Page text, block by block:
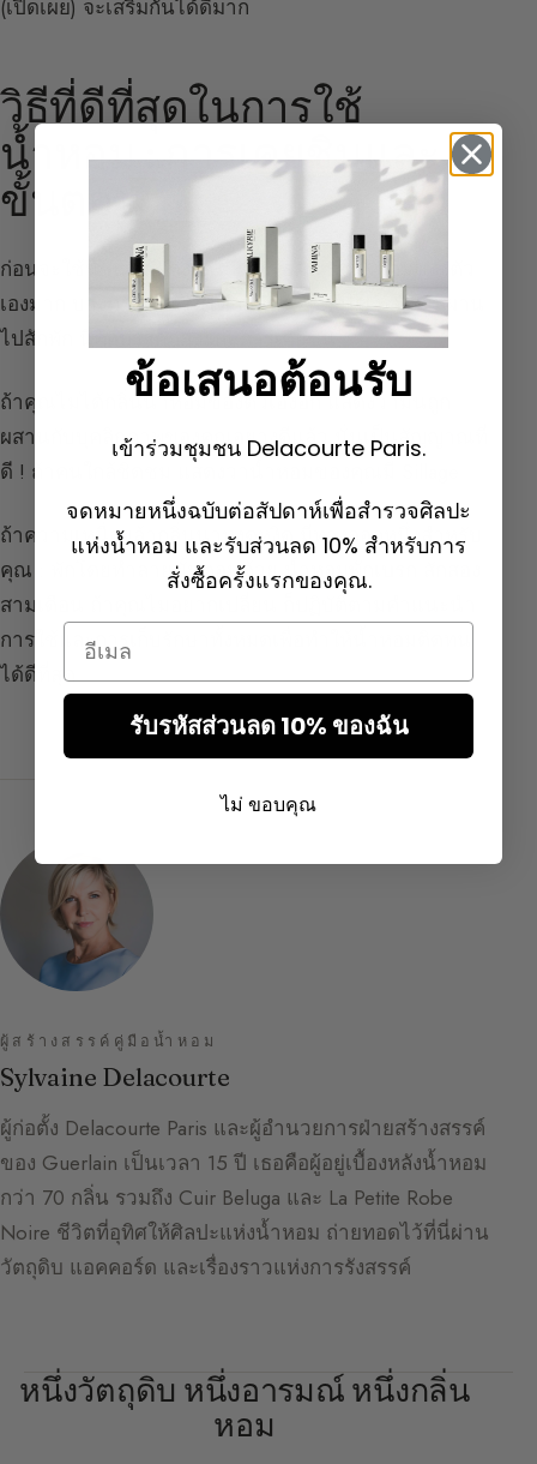
(เปิดเผย) จะเสริมกันได้ดีมาก
วิธีที่ดีที่สุดในการใช้
น้ำหอม : การเคยชินและ
ขั้นตอน
ก่อนจะใช้น้ำหอม ต้องจำไว้ว่าเมื่อคุณรักน้ำหอมของตัว
เองมาก บางครั้งอาจไม่ได้กลิ่นมันอีกต่อไปหลังจากผ่าน
ไปสักพัก นี่คือปรากฏการณ์
การเคยชิน
ถ้าคุณไม่ได้กลิ่นน้ำหอมของตัวเองอีก แสดงว่ามันถูก
ผสานกับบุคลิกภาพของคุณอย่างดีแล้ว นั่นเป็นสัญญาณที่
ดี ! ถ้าคนใกล้ชิดชม แสดงว่าน้ำหอมของคุณมี Sillage
ถ้าความเหนื่อยล้ากลิ่นน่าหงุดหงิด มีทางออกหนึ่งสำหรับ
คุณ : พักโดยทำลายขั้นตอนด้วยน้ำหอมพักเบรก
สามเดือน ถ้าคุณไม่อยากเปลี่ยน ก็ปฏิบัติตามคำแนะนำ
การใช้และการเก็บรักษาทั้งหมดเพื่อทำให้น้ำหอมติดทน
ได้ดีที่สุด
ผู้สร้างสรรค์คู่มือน้ำหอม
Sylvaine Delacourte
ผู้ก่อตั้ง Delacourte Paris และผู้อำนวยการฝ่ายสร้างสรรค์
ของ Guerlain เป็นเวลา 15 ปี เธอคือผู้อยู่เบื้องหลังน้ำหอม
กว่า 70 กลิ่น รวมถึง Cuir Beluga และ La Petite Robe
Noire ชีวิตที่อุทิศให้ศิลปะแห่งน้ำหอม ถ่ายทอดไว้ที่นี่ผ่าน
วัตถุดิบ แอคคอร์ด และเรื่องราวแห่งการรังสรรค์
หนึ่งวัตถุดิบ หนึ่งอารมณ์ หนึ่งกลิ่น
หอม
ข้อเสนอต้อนรับ
เข้าร่วมชุมชน Delacourte Paris.
จดหมายหนึ่งฉบับต่อสัปดาห์เพื่อสำรวจศิลปะ
แห่งน้ำหอม และรับส่วนลด 10% สำหรับการ
สั่งซื้อครั้งแรกของคุณ.
Email
รับรหัสส่วนลด 10% ของฉัน
ไม่ ขอบคุณ